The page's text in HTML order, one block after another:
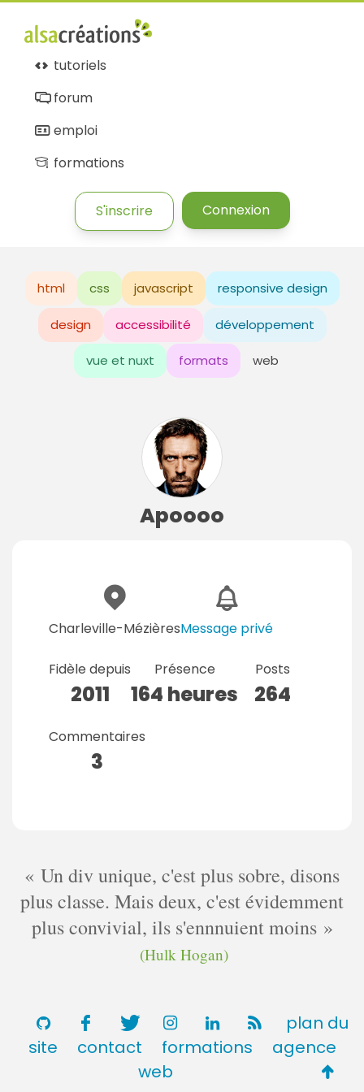
tutoriels
forum
emploi
formations
S'inscrire Connexion
html css javascript responsive design
design accessibilité développement
vue et nuxt formats web
Apoooo
Charleville-MézièresMessage privé
Fidèle depuis
2011
Présence
164 heures
Posts
264
Commentaires
3
Un div unique, c'est plus sobre, disons
plus classe. Mais deux, c'est évidemment
plus convivial, ils s'ennnuient moins
(Hulk Hogan)
plan du
site
contact formations
agence
web